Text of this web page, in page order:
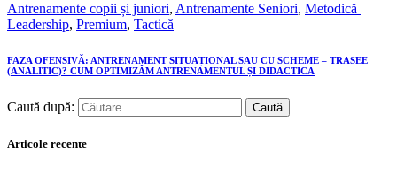
Antrenamente copii și juniori, Antrenamente Seniori, Metodică |
Leadership, Premium, Tactică
FAZA OFENSIVĂ: ANTRENAMENT SITUAȚIONAL SAU CU SCHEME – TRASEE
(ANALITIC)? CUM OPTIMIZĂM ANTRENAMENTUL ȘI DIDACTICA
Caută după:
Articole recente